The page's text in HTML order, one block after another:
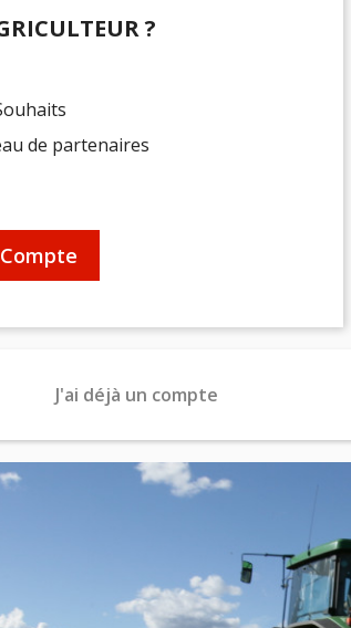
?
de partenaires
J'ai déjà un compte